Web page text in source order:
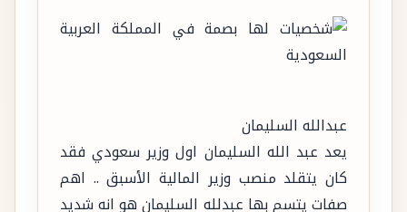
عبدالله السليمان
يعد عبد الله السليمان اول وزير سعودي فقد
كان يتقلد منصب وزير المالية الأسبق .. اهم
صفات يتسم بها عبدلله السليمان هو انه شديد